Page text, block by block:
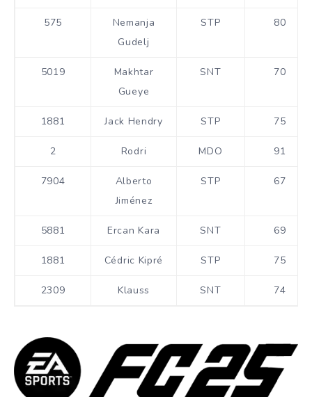
575
Nemanja
Gudelj
STP 80
5019
Makhtar
Gueye
SNT 70
1881 Jack Hendry STP 75
2 Rodri MDO 91
7904
Alberto
Jiménez
STP 67
5881 Ercan Kara SNT 69
1881 Cédric Kipré STP 75
2309 Klauss SNT 74